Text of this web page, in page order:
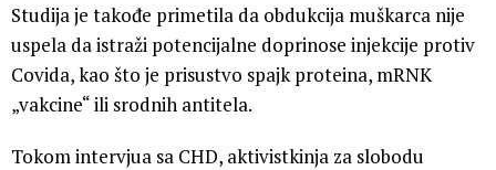
Studija je takođe primetila da obdukcija muškarca nije
uspela da istraži potencijalne doprinose injekcije protiv
Covida, kao što je prisustvo spajk proteina, mRNK
„vakcine“ ili srodnih antitela.
Tokom intervjua sa CHD, aktivistkinja za slobodu